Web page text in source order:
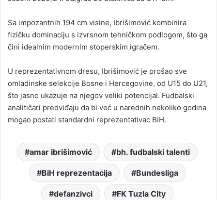
Sa impozantnih 194 cm visine, Ibrišimović kombinira
fizičku dominaciju s izvrsnom tehničkom podlogom, što ga
čini idealnim modernim stoperskim igračem.
U reprezentativnom dresu, Ibrišimović je prošao sve
omladinske selekcije Bosne i Hercegovine, od U15 do U21,
što jasno ukazuje na njegov veliki potencijal. Fudbalski
analitičari predviđaju da bi već u narednih nekoliko godina
mogao postati standardni reprezentativac BiH.
amar ibrišimović bh. fudbalski talenti
BiH reprezentacija Bundesliga
defanzivci FK Tuzla City